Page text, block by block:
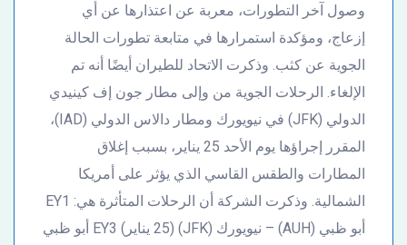
وصول آخر التطورات، معربة عن اعتذارها عن أي
إزعاج، ومؤكدة استمرارها في متابعة تطورات الحالة
الجوية عن كثب. وذكرت الاتحاد للطيران أيضًا أنه تم
الإلغاء. الرحلات الجوية من وإلى مطار جون إف كينيدي
الدولي (JFK) في نيويورك ومطار دالاس الدولي (IAD)،
المقرر إجراؤها يوم الأحد 25 يناير، بسبب إغلاق
المطارات والطقس القاسي الذي يؤثر على أمريكا
الشمالية. وذكرت الشركة أن الرحلات المتأثرة هي: EY1
أبو ظبي (AUH) – نيويورك (JFK) (25 يناير) EY3 أبو ظبي